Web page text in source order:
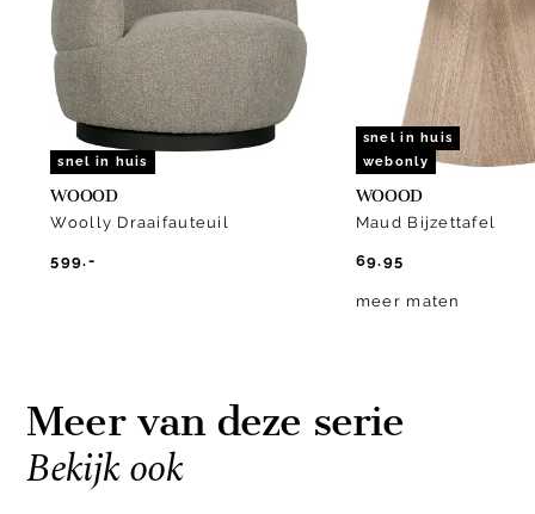
snel in huis
WOOOD
Woolly Draaifauteuil
599.-
snel in huis
webonly
WOOOD
Maud Bijzettafel
69.95
meer maten
Meer van deze serie
Bekijk ook